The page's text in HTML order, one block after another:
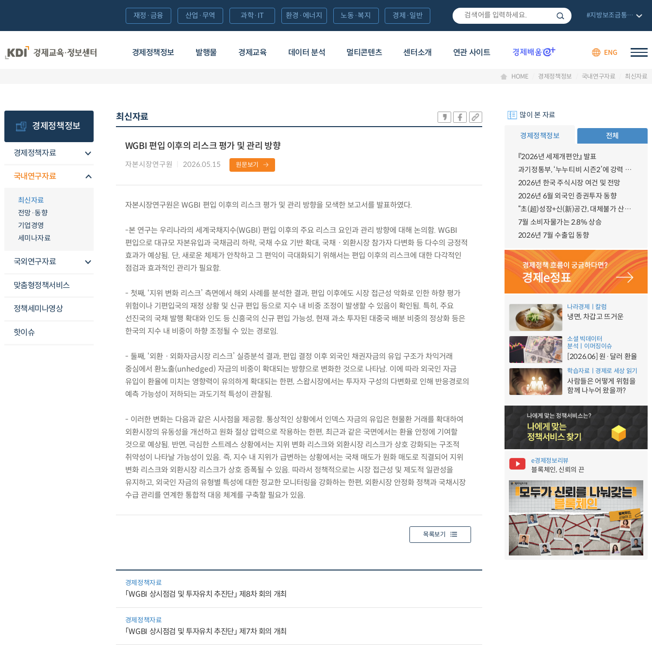
경제정책정보 발행물 경제교육 데이터 분석 멀티콘텐츠 센터소개 연관 사이트 ENG
재정·금융 산업·무역 과학·IT 환경·에너지 노동·복지 경제·일반 #지방보조금통합관리망
HOME 경제정책정보 국내연구자료 최신자료
경제정책정보
경제정책자료
국내연구자료
최신자료
전망·동향
기업경영
세미나자료
국외연구자료
맞춤형정책서비스
정책세미나영상
핫이슈
최신자료
WGBI 편입 이후의 리스크 평가 및 관리 방향
자본시장연구원 2026.05.15 원문보기
자본시장연구원은 WGBI 편입 이후의 리스크 평가 및 관리 방향을 모색한 보고서를 발표하였다.
-본 연구는 우리나라의 세계국채지수(WGBI) 편입 이후의 주요 리스크 요인과 관리 방향에 대해 논의함. WGBI
편입으로 대규모 자본유입과 국채금리 하락, 국채 수요 기반 확대, 국채ㆍ외환시장 참가자 다변화 등 다수의 긍정적
효과가 예상됨. 단, 새로운 체제가 안착하고 그 편익이 극대화되기 위해서는 편입 이후의 리스크에 대한 다각적인
점검과 효과적인 관리가 필요함.
- 첫째, ‘지위 변화 리스크’ 측면에서 해외 사례를 분석한 결과, 편입 이후에도 시장 접근성 악화로 인한 하향 평가
위험이나 기편입국의 재정 상황 및 신규 편입 등으로 지수 내 비중 조정이 발생할 수 있음이 확인됨. 특히, 주요
선진국의 국채 발행 확대와 인도 등 신흥국의 신규 편입 가능성, 현재 과소 투자된 대중국 배분 비중의 정상화 등은
한국의 지수 내 비중이 하향 조정될 수 있는 경로임.
- 둘째, ‘외환ㆍ외화자금시장 리스크’ 실증분석 결과, 편입 결정 이후 외국인 채권자금의 유입 구조가 차익거래
중심에서 환노출(unhedged) 자금의 비중이 확대되는 방향으로 변화한 것으로 나타남. 이에 따라 외국인 자금
유입이 환율에 미치는 영향력이 유의하게 확대되는 한편, 스왑시장에서는 투자자 구성의 다변화로 인해 반응경로의
예측 가능성이 저하되는 과도기적 특성이 관찰됨.
- 이러한 변화는 다음과 같은 시사점을 제공함. 통상적인 상황에서 인덱스 자금의 유입은 현물환 거래를 확대하여
외환시장의 유동성을 개선하고 원화 절상 압력으로 작용하는 한편, 최근과 같은 국면에서는 환율 안정에 기여할
것으로 예상됨. 반면, 극심한 스트레스 상황에서는 지위 변화 리스크와 외환시장 리스크가 상호 강화되는 구조적
취약성이 나타날 가능성이 있음. 즉, 지수 내 지위가 급변하는 상황에서는 국채 매도가 원화 매도로 직결되어 지위
변화 리스크와 외환시장 리스크가 상호 증폭될 수 있음. 따라서 정책적으로는 시장 접근성 및 제도적 일관성을
유지하고, 외국인 자금의 유형별 특성에 대한 정교한 모니터링을 강화하는 한편, 외환시장 안정화 정책과 국채시장
수급 관리를 연계한 통합적 대응 체계를 구축할 필요가 있음.
목록보기
경제정책자료
「WGBI 상시점검 및 투자유치 추진단」 제8차 회의 개최
경제정책자료
「WGBI 상시점검 및 투자유치 추진단」 제7차 회의 개최
많이 본 자료
경제정책정보 전체
『2026년 세제개편안』 발표
과기정통부, ‘누누티비 시즌2’에 강력 대응 의지 밝혀
2026년 한국 주식시장 여건 및 전망
2026년 6월 외국인 증권투자 동향
“초(超)성장+신(新)공간, 대체불가 산업강국”
7월 소비자물가는 2.8% 상승
2026년 7월 수출입 동향
나라경제ㅣ칼럼
냉면, 차갑고 뜨거운
소셜 빅데이터
분석ㅣ이머징이슈
[2026.06] 원·달러 환율
학습자료ㅣ경제로 세상 읽기
사람들은 어떻게 위험을
함께 나누어 왔을까?
e경제정보리뷰
블록체인, 신뢰의 끈